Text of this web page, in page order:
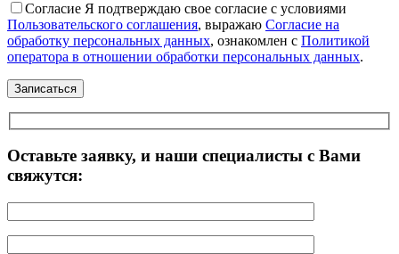
Согласие Я подтверждаю свое согласие с условиями
Пользовательского соглашения, выражаю Согласие на
обработку персональных данных, ознакомлен с Политикой
оператора в отношении обработки персональных данных.
Оставьте заявку, и наши специалисты с Вами
свяжутся: